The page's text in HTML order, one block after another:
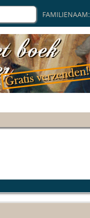
FAMILIENAAM: